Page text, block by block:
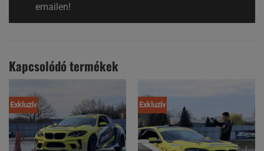
emailen!
Kapcsolódó termékek
Exkluzív Exkluzív